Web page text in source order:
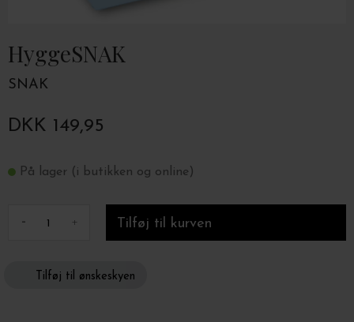
HyggeSNAK
SNAK
DKK 149,95
På lager (i butikken og online)
- +
Tilføj til ønskeskyen